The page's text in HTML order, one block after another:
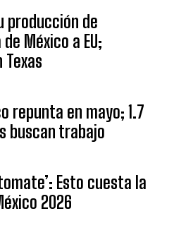
producción de
México a EU;
repunta en mayo; 1.7
buscan trabajo
Esto cuesta la
2026